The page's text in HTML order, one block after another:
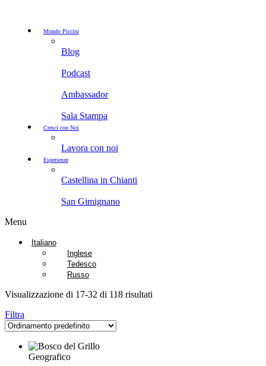
Mondo Piccini
Blog
Podcast
Ambassador
Sala Stampa
Cresci con Noi
Lavora con noi
Esperienze
Castellina in Chianti
San Gimignano
Menu
Italiano
Inglese
Tedesco
Russo
Visualizzazione di 17-32 di 118 risultati
Filtra
Geografico